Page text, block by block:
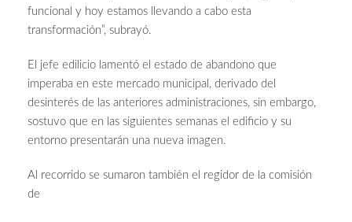
funcional y hoy estamos llevando a cabo esta
transformación”, subrayó.
El jefe edilicio lamentó el estado de abandono que
imperaba en este mercado municipal, derivado del
desinterés de las anteriores administraciones, sin embargo,
sostuvo que en las siguientes semanas el edificio y su
entorno presentarán una nueva imagen.
Al recorrido se sumaron también el regidor de la comisión
de